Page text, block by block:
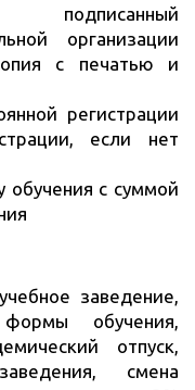
подписанный
организации
с печатью и
регистрации
если нет
обучения с суммой
заведение,
формы обучения,
отпуск,
смена